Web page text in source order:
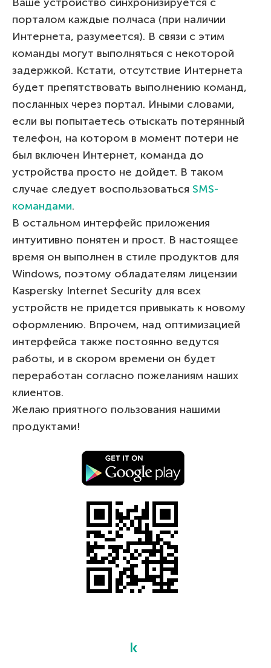
порталом каждые полчаса (при наличии
Интернета, разумеется). В связи с этим
команды могут выполняться с некоторой
задержкой. Кстати, отсутствие Интернета
будет препятствовать выполнению команд,
посланных через портал. Иными словами,
если вы попытаетесь отыскать потерянный
телефон, на котором в момент потери не
был включен Интернет, команда до
устройства просто не дойдет. В таком
случае следует воспользоваться SMS-
командами.
В остальном интерфейс приложения
интуитивно понятен и прост. В настоящее
время он выполнен в стиле продуктов для
Windows, поэтому обладателям лицензии
Kaspersky Internet Security для всех
устройств не придется привыкать к новому
оформлению. Впрочем, над оптимизацией
интерфейса также постоянно ведутся
работы, и в скором времени он будет
переработан согласно пожеланиям наших
клиентов.
Желаю приятного пользования нашими
продуктами!